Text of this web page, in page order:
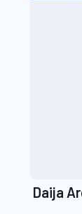
Daija